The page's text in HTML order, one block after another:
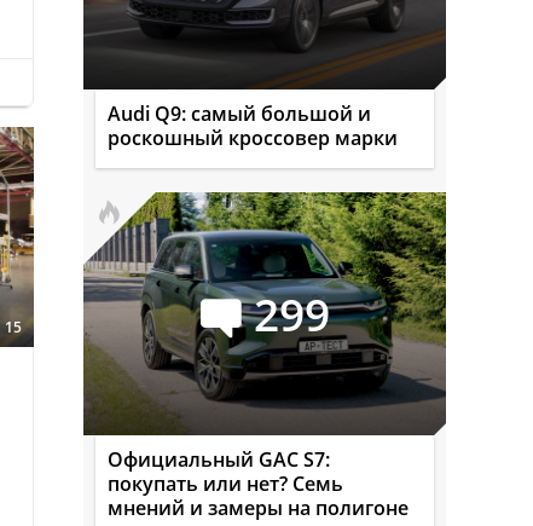
15
Audi Q9: самый большой и
роскошный кроссовер марки
299
Официальный GAC S7:
покупать или нет? Семь
мнений и замеры на полигоне